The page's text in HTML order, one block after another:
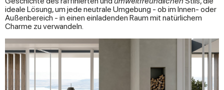
ideale Lösung, um jede neutrale Umgebung - ob im Innen- oder
Außenbereich - in einen einladenden Raum mit natürlichem
Charme zu verwandeln.